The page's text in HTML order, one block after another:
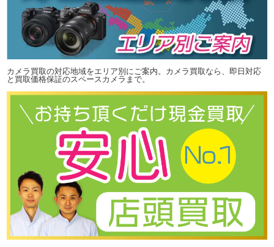
カメラ買取の対応地域をエリア別にご案内。カメラ買取なら、即日対応
と買取価格保証のスペースカメラまで。